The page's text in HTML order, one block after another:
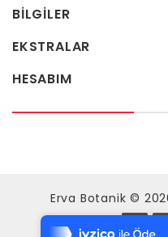
7/24 Canlı
BILGILER
EKSTRALAR
HESABIM
Erva Botanik ©